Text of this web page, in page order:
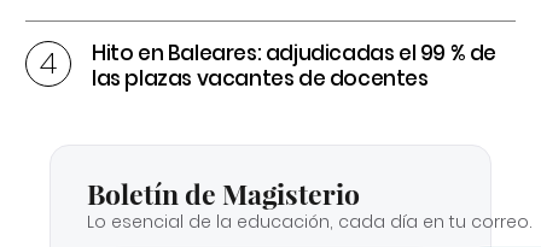
Hito en Baleares: adjudicadas el 99 % de
las plazas vacantes de docentes
Boletín de Magisterio
Lo esencial de la educación, cada día en tu correo.